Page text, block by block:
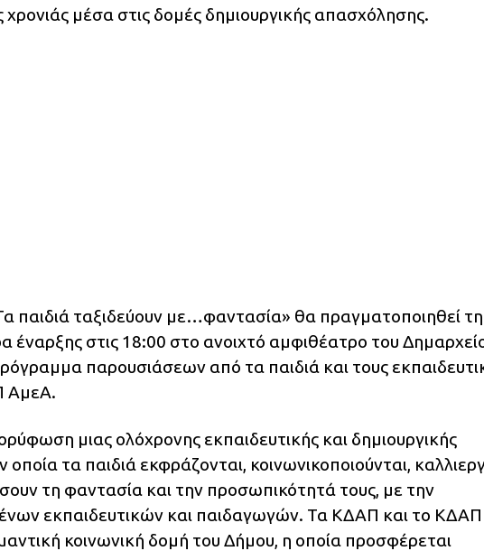
χρονιάς μέσα στις δομές δημιουργικής απασχόλησης.
παιδιά ταξιδεύουν με…φαντασία» θα πραγματοποιηθεί τη
έναρξης στις 18:00 στο ανοιχτό αμφιθέατρο του
παρουσιάσεων από τα παιδιά και τους
ΑμεΑ.
μιας ολόχρονης εκπαιδευτικής και δημιουργικής
τα παιδιά εκφράζονται, κοινωνικοποιούνται,
τη φαντασία και την προσωπικότητά τους, με την
εκπαιδευτικών και παιδαγωγών. Τα ΚΔΑΠ και το ΚΔΑΠ
κοινωνική δομή του Δήμου, η οποία προσφέρεται